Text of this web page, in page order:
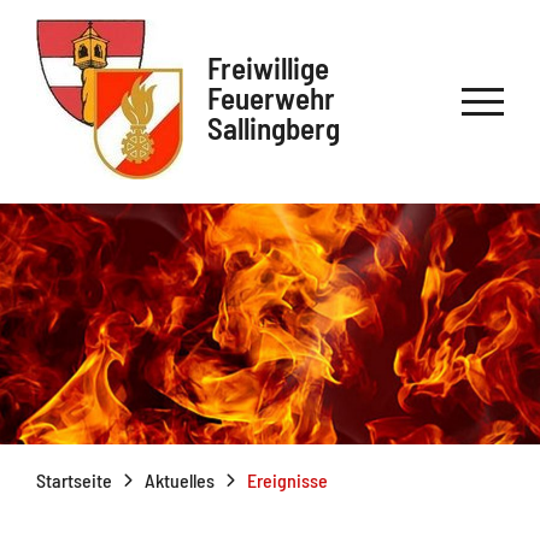
Freiwillige
Feuerwehr
Sallingberg
Startseite Aktuelles Ereignisse